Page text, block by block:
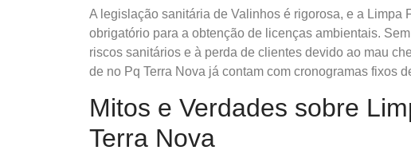
A legislação sanitária de Valinhos é rigorosa, e a Limpa
obrigatório para a obtenção de licenças ambientais.
riscos sanitários e à perda de clientes devido ao mau
de no Pq Terra Nova já contam com cronogramas fixos
Mitos e Verdades sobre
Terra Nova